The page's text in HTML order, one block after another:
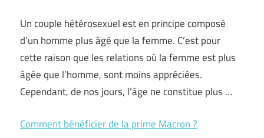
Un couple hétérosexuel est en principe composé
d’un homme plus âgé que la femme. C’est pour
cette raison que les relations où la femme est plus
âgée que l’homme, sont moins appréciées.
Cependant, de nos jours, l’âge ne constitue plus …
Comment bénéficier de la prime Macron ?